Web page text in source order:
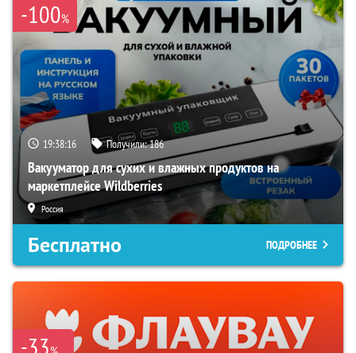
-100%
19:38:15 Получили:186
Вакууматор для сухих и влажных продуктов на
маркетплейсе Wildberries
Россия
Бесплатно ПОДРОБНЕЕ
-33